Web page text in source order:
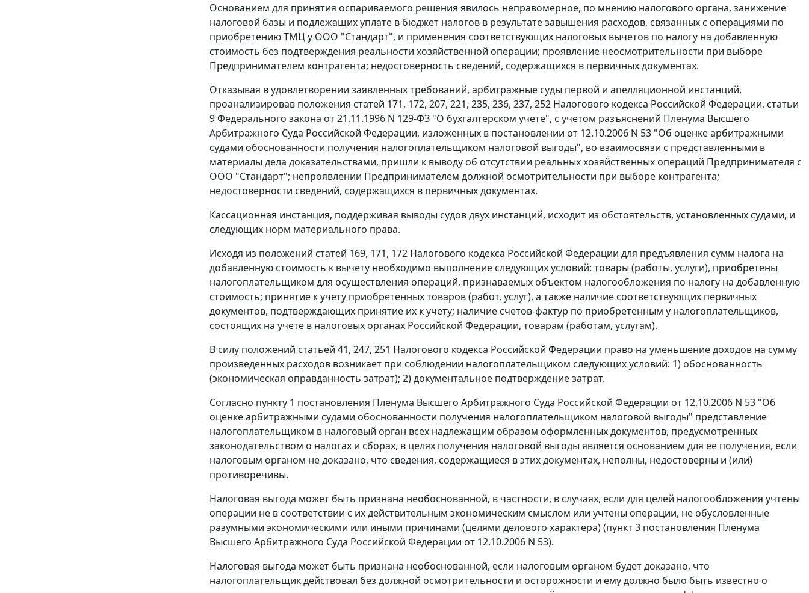
Основанием для принятия оспариваемого решения явилось неправомерное, по мнению налогового органа, занижение
налоговой базы и подлежащих уплате в бюджет налогов в результате завышения расходов, связанных с операциями по
приобретению ТМЦ у ООО "Стандарт", и применения соответствующих налоговых вычетов по налогу на добавленную
стоимость без подтверждения реальности хозяйственной операции; проявление неосмотрительности при выборе
Предпринимателем контрагента; недостоверность сведений, содержащихся в первичных документах.
Отказывая в удовлетворении заявленных требований, арбитражные суды первой и апелляционной инстанций,
проанализировав положения статей 171, 172, 207, 221, 235, 236, 237, 252 Налогового кодекса Российской Федерации, статьи
9Федерального закона от 21.11.1996 N 129-ФЗ "О бухгалтерском учете", с учетом разъяснений Пленума Высшего
Арбитражного Суда Российской Федерации, изложенных в постановлении от 12.10.2006 N 53 "Об оценке арбитражными
судами обоснованности получения налогоплательщиком налоговой выгоды", во взаимосвязи с представленными в
материалы дела доказательствами, пришли к выводу об отсутствии реальных хозяйственных операций Предпринимателя с
ООО "Стандарт"; непроявлении Предпринимателем должной осмотрительности при выборе контрагента;
недостоверности сведений, содержащихся в первичных документах.
Кассационная инстанция, поддерживая выводы судов двух инстанций, исходит из обстоятельств, установленных судами, и
следующих норм материального права.
Исходя из положений статей 169, 171, 172 Налогового кодекса Российской Федерации для предъявления сумм налога на
добавленную стоимость к вычету необходимо выполнение следующих условий: товары (работы, услуги), приобретены
налогоплательщиком для осуществления операций, признаваемых объектом налогообложения по налогу на добавленную
стоимость; принятие к учету приобретенных товаров (работ, услуг), а также наличие соответствующих первичных
документов, подтверждающих принятие их к учету; наличие счетов-фактур по приобретенным у налогоплательщиков,
состоящих на учете в налоговых органах Российской Федерации, товарам (работам, услугам).
В силу положений статьей 41, 247, 251 Налогового кодекса Российской Федерации право на уменьшение доходов на сумму
произведенных расходов возникает при соблюдении налогоплательщиком следующих условий: 1) обоснованность
(экономическая оправданность затрат); 2) документальное подтверждение затрат.
Согласно пункту 1 постановления Пленума Высшего Арбитражного Суда Российской Федерации от 12.10.2006 N 53 "Об
оценке арбитражными судами обоснованности получения налогоплательщиком налоговой выгоды" представление
налогоплательщиком в налоговый орган всех надлежащим образом оформленных документов, предусмотренных
законодательством о налогах и сборах, в целях получения налоговой выгоды является основанием для ее получения, если
налоговым органом не доказано, что сведения, содержащиеся в этих документах, неполны, недостоверны и (или)
противоречивы.
Налоговая выгода может быть признана необоснованной, в частности, в случаях, если для целей налогообложения учтены
операции не в соответствии с их действительным экономическим смыслом или учтены операции, не обусловленные
разумными экономическими или иными причинами (целями делового характера) (пункт 3 постановления Пленума
Высшего Арбитражного Суда Российской Федерации от 12.10.2006 N 53).
Налоговая выгода может быть признана необоснованной, если налоговым органом будет доказано, что
налогоплательщик действовал без должной осмотрительности и осторожности и ему должно было быть известно о